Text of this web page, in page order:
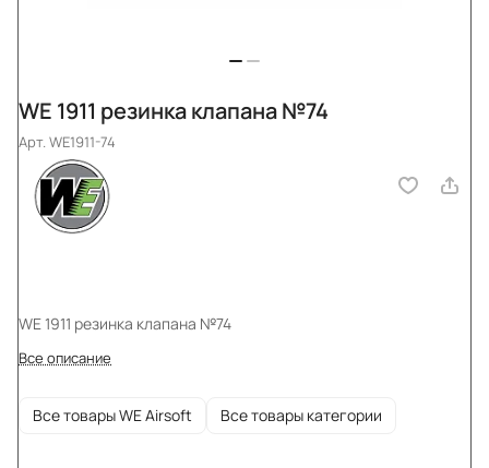
WE 1911 резинка клапана №74
Арт.WE1911-74
WE 1911 резинка клапана №74
Все описание
Все товары WE Airsoft Все товары категории